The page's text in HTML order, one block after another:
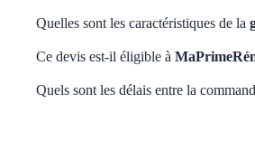
Quelles sont les caractéristiques de la
Ce devis est-il éligible à
Quels sont les délais entre la